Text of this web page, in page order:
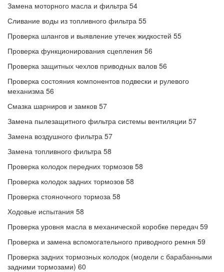
Замена моторного масла и фильтра 54
Сливание воды из топливного фильтра 55
Проверка шлангов и выявление утечек жидкостей 55
Проверка функционирования сцепления 56
Проверка защитных чехлов приводных валов 56
Проверка состояния компонентов подвески и рулевого
механизма 56
Смазка шарниров и замков 57
Замена пылезащитного фильтра системы вентиляции 57
Замена воздушного фильтра 57
Замена топливного фильтра 58
Проверка колодок передних тормозов 58
Проверка колодок задних тормозов 58
Проверка стояночного тормоза 58
Ходовые испытания 58
Проверка уровня масла в механической коробке передач 59
Проверка и замена вспомогательного приводного ремня 59
Проверка задних тормозных колодок (модели с барабанными
задними тормозами) 60